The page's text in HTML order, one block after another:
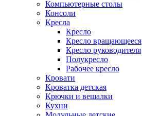
Компьютерные столы
Консоли
Кресла
Кресло
Кресло вращающееся
Кресло руководителя
Полукресло
Рабочее кресло
Кровати
Кроватка детская
Крючки и вешалки
Кухни